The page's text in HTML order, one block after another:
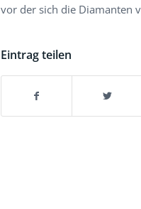
vor der sich die Diamanten
Eintrag teilen